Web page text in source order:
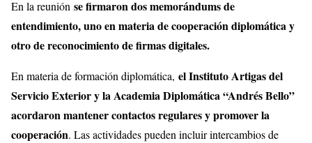
En la reunión se firmaron dos memorándums de
entendimiento, uno en materia de cooperación diplomática y
otro de reconocimiento de firmas digitales.
En materia de formación diplomática, el Instituto Artigas del
Servicio Exterior y la Academia Diplomática “Andrés Bello”
acordaron mantener contactos regulares y promover la
cooperación. Las actividades pueden incluir intercambios de